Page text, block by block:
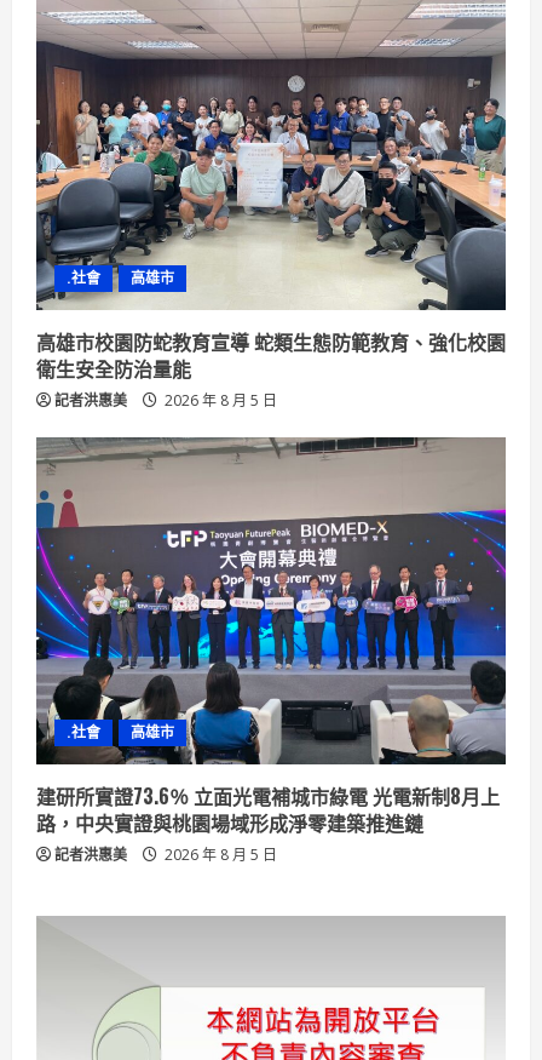
.社會 高雄市
高雄市校園防蛇教育宣導 蛇類生態防範教育、強化校園
衛生安全防治量能
記者洪惠美 2026 年 8 月 5 日
.社會 高雄市
建研所實證73.6％ 立面光電補城市綠電 光電新制8月上
路，中央實證與桃園場域形成淨零建築推進鏈
記者洪惠美 2026 年 8 月 5 日